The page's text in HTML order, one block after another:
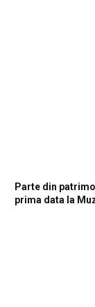
Parte din
prima data la